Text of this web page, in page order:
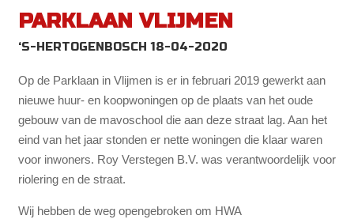
PARKLAAN VLIJMEN
‘S-HERTOGENBOSCH 18-04-2020
Op de Parklaan in Vlijmen is er in februari 2019 gewerkt aan
nieuwe huur- en koopwoningen op de plaats van het oude
gebouw van de mavoschool die aan deze straat lag. Aan het
eind van het jaar stonden er nette woningen die klaar waren
voor inwoners. Roy Verstegen B.V. was verantwoordelijk voor
riolering en de straat.
Wij hebben de weg opengebroken om HWA